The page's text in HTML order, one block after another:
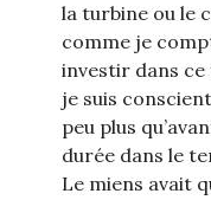
la turbine ou le
comme je
investir dans
je suis
peu plus
durée dans le
Le miens avait